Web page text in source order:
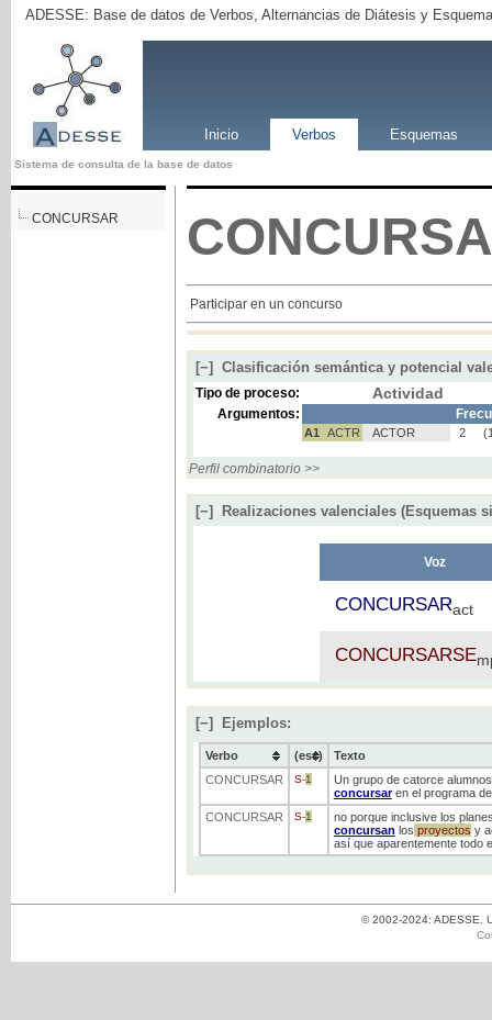
ADESSE: Base de datos de Verbos, Alternancias de Diátesis y
Inicio Verbos Esquemas
Sistema de consulta de la base de datos
CONCURSAR
Participar en un concurso
[−] Clasificación semántica y potencial
Tipo de proceso: Actividad
Argumentos:
A1 ACTR ACTOR 2
Perfil combinatorio >>
[−] Realizaciones valenciales (Esquemas
Voz
CONCURSARact
CONCURSARSE
[−] Ejemplos:
Verbo (ess)
Texto
CONCURSAR
S-1
Un grupo de catorce
concursaren el programa
CONCURSAR
S-1
no porque inclusive los
concursan los proyectos y
así que aparentemente todo
© 2002-2024: ADESSE.